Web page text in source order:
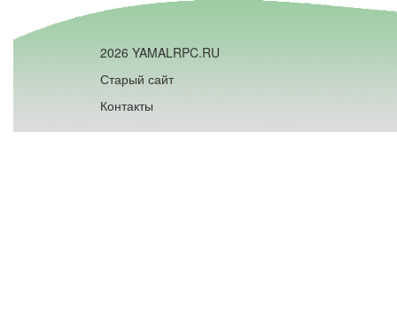
2026 YAMALRPC.RU
Старый сайт
Контакты